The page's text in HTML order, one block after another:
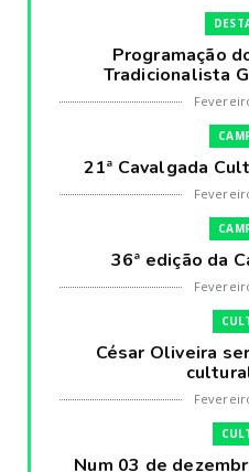
Programação
Tradicionalista
21ª Cavalgada
36ª edição da
César Oliveira
Num 03 de